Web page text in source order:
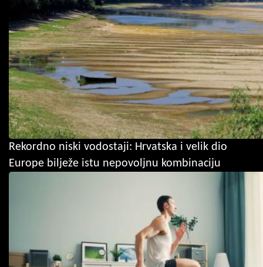
Rekordno niski vodostaji: Hrvatska i velik dio
Europe bilježe istu nepovoljnu kombinaciju